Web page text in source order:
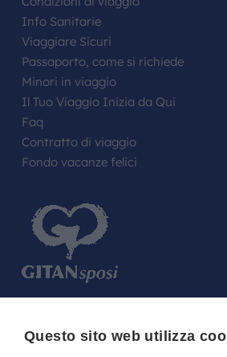
Info Sanitarie
Viaggiare Sicuri
Passaporto, come si richiede
Minori in viaggio
Il Tuo Viaggio Inizia da Qui
Faq
Contratto di viaggio
Fondo vacanze felici
FESTEGGIATO?
Questo sito web utilizza